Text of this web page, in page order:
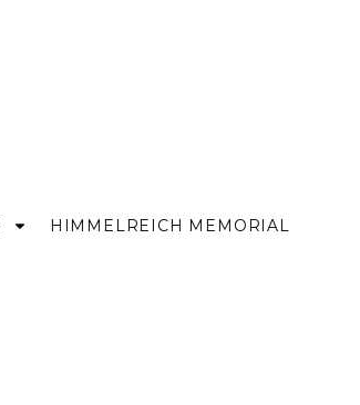
HIMMELREICH MEMORIAL